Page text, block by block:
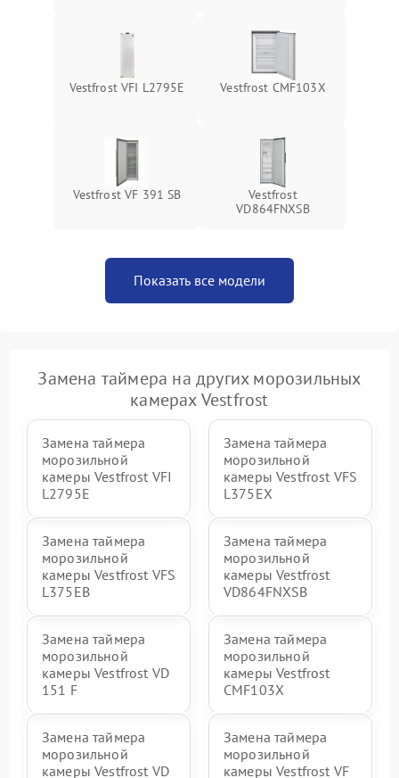
Vestfrost VFI L2795E Vestfrost CMF103X
Vestfrost VF 391 SB
Vestfrost
VD864FNXSB
Показать все модели
Замена таймера на других морозильных
камерах Vestfrost
Замена таймера
морозильной
камеры Vestfrost VFI
L2795E
Замена таймера
морозильной
камеры Vestfrost VFS
L375EX
Замена таймера
морозильной
камеры Vestfrost VFS
L375EB
Замена таймера
морозильной
камеры Vestfrost
VD864FNXSB
Замена таймера
морозильной
камеры Vestfrost VD
151 F
Замена таймера
морозильной
камеры Vestfrost
CMF103X
Замена таймера
морозильной
камеры Vestfrost VD
Замена таймера
морозильной
камеры Vestfrost VF